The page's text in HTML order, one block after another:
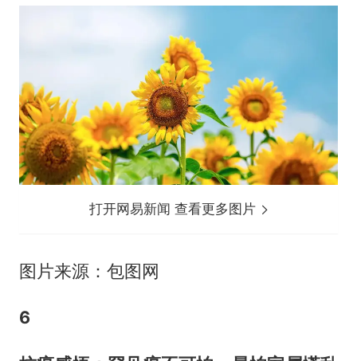
打开网易新闻 查看更多图片
图片来源：包图网
6